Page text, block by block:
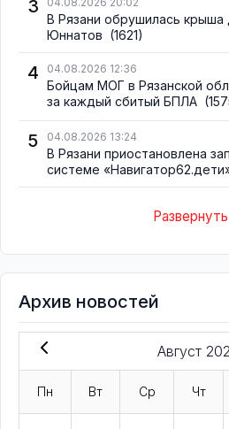
3
В Рязани обрушилась
Юннатов (1621)
4 04.08.2026 12:36
Бойцам МОГ в Рязанской
за каждый сбитый БПЛА
5 04.08.2026 13:24
В Рязани приостановлена
системе
Архив новостей
Август
Пн Вт Ср Чт